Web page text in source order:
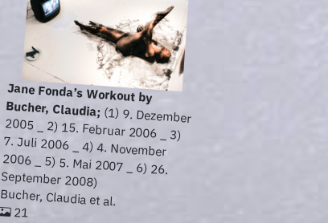
Jane Fonda’s Workout by
Bucher, Claudia;(1) 9. Dezember
2005 _ 2) 15. Februar 2006 _ 3)
7. Juli 2006 _ 4) 4. November
2006 _ 5) 5. Mai 2007 _ 6) 26.
September 2008)
Bucher, Claudia et al.
21